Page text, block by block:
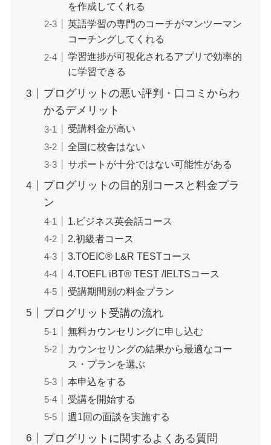
を作成してくれる
英語学習の専門のコーチがマンツーマン
コーチングしてくれる
学習進捗が可視化されるアプリで効率的
に学習できる
プログリットの悪い評判・口コミからわ
かるデメリット
受講料金が高い
全国に校舎はない
サポートが十分ではない可能性がある
プログリットの目的別コースと料金プラ
ン
1.ビジネス英会話コース
2.初級者コース
3.TOEIC® L&R TESTコース
4.TOEFL iBT® TEST /IELTSコース
受講期間別の料金プラン
プログリット受講の流れ
無料カウンセリングに申し込む
カウンセリングの結果から最適なコー
ス・プランを選ぶ
本申込をする
受講を開始する
週1回の面談を実施する
プログリットに関するよくある質問